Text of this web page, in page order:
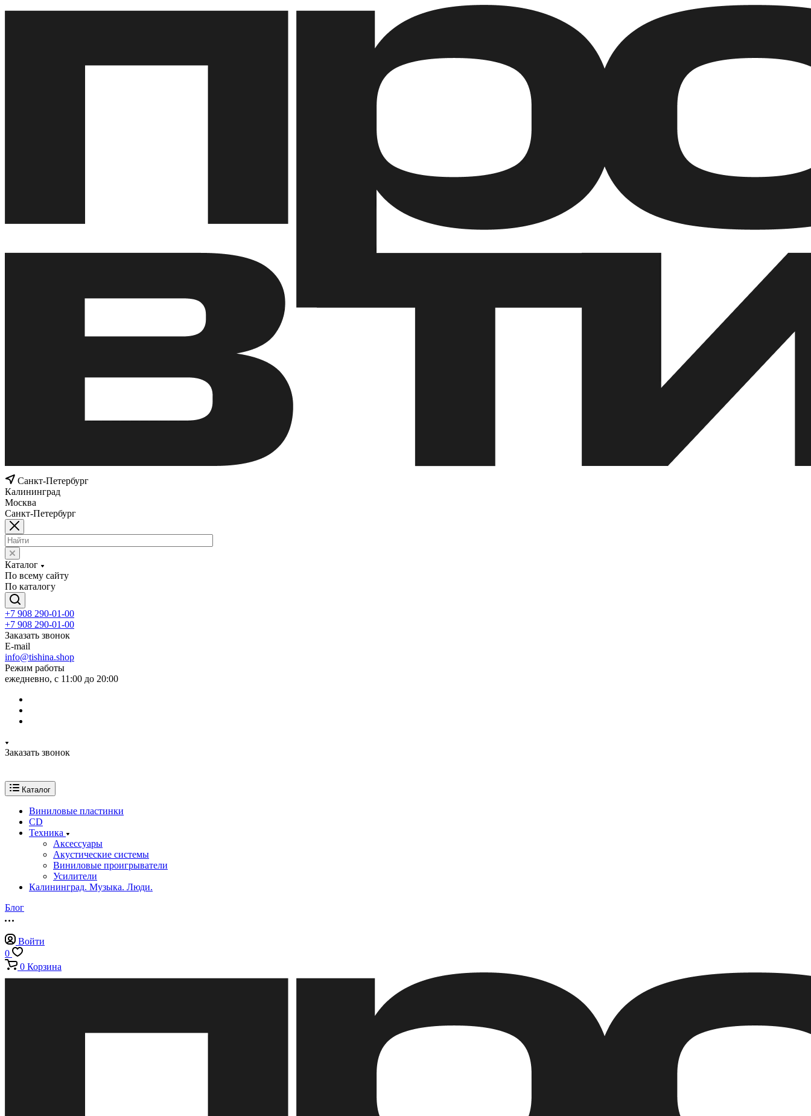
Санкт-Петербург
Калининград
Москва
Санкт-Петербург
Каталог
По всему сайту
По каталогу
+7 908 290-01-00
+7 908 290-01-00
Заказать звонок
E-mail
info@tishina.shop
Режим работы
ежедневно, с 11:00 до 20:00
Заказать звонок
Каталог
Виниловые пластинки
CD
Техника
Аксессуары
Акустические системы
Виниловые проигрыватели
Усилители
Калининград. Музыка. Люди.
Блог
Войти
0
0 Корзина